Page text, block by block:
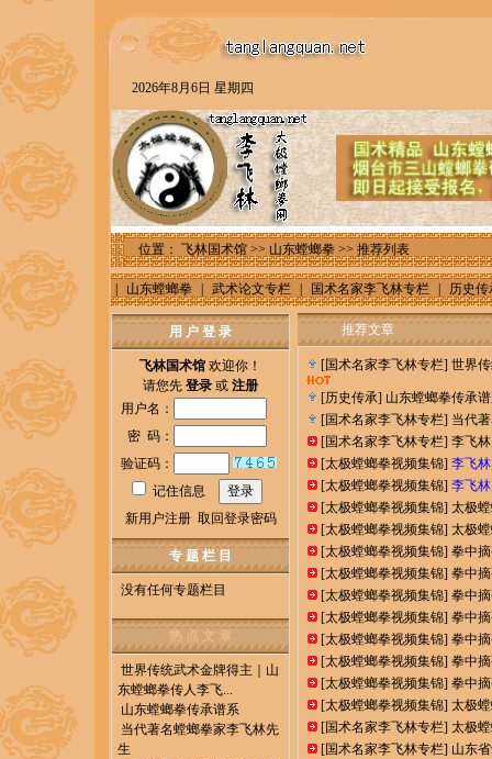
2026年8月6日 星期四
位置： 飞林国术馆 >> 山东螳螂拳 >> 推荐列表
山东螳螂拳 武术论文专栏 国术名家李飞林专栏 历史传
用 户 登 录
飞林国术馆 欢迎你！
请您先 登录 或 注册
用户名：
密 码：
验证码：
记住信息
新用户注册 取回登录密码
专 题 栏 目
没有任何专题栏目
热 点 文 章
世界传统武术金牌得主｜山
东螳螂拳传人李飞...
山东螳螂拳传承谱系
当代著名螳螂拳家李飞林先
生
推荐文章
[国术名家李飞林专栏] 世界
[历史传承] 山东螳螂拳传承
[国术名家李飞林专栏] 当代
[国术名家李飞林专栏] 李飞
[太极螳螂拳视频集锦] 李飞
[太极螳螂拳视频集锦] 李飞
[太极螳螂拳视频集锦] 太极
[太极螳螂拳视频集锦] 太极
[太极螳螂拳视频集锦] 拳中
[太极螳螂拳视频集锦] 拳中
[太极螳螂拳视频集锦] 拳中
[太极螳螂拳视频集锦] 拳中
[太极螳螂拳视频集锦] 拳中
[太极螳螂拳视频集锦] 拳中
[太极螳螂拳视频集锦] 拳中
[太极螳螂拳视频集锦] 太极
[国术名家李飞林专栏] 太极
[国术名家李飞林专栏] 山东